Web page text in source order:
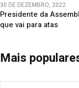
30 DE DEZEMBRO, 2022
Presidente da
que vai para atas
Mais